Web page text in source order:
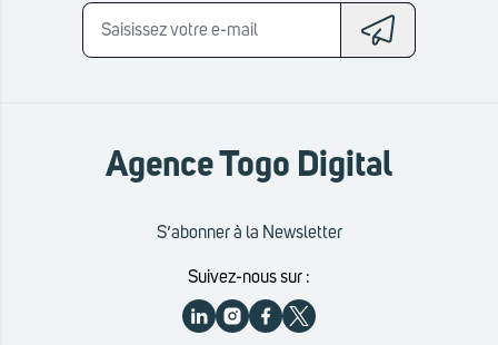
Agence Togo Digital
S’abonner à la Newsletter
Suivez-nous sur :